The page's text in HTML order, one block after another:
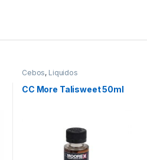
Cebos, Liquidos
CC More Talisweet 50ml